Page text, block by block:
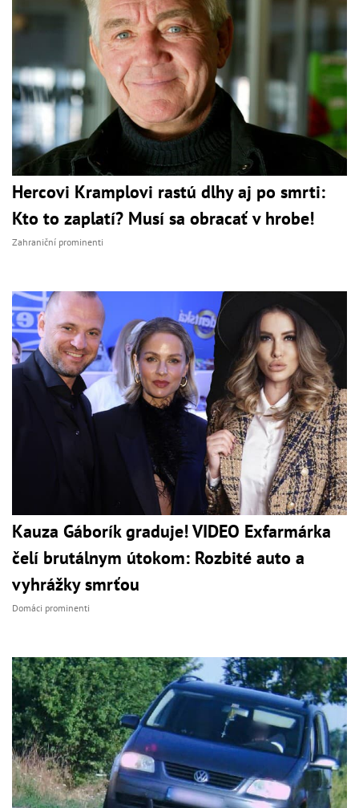
Hercovi Kramplovi rastú dlhy aj po smrti:
Kto to zaplatí? Musí sa obracať v hrobe!
Zahraniční prominenti
Kauza Gáborík graduje! VIDEO Exfarmárka
čelí brutálnym útokom: Rozbité auto a
vyhrážky smrťou
Domáci prominenti